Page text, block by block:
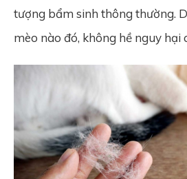
tượng bẩm sinh thông thường.
mèo nào đó, không hề nguy hại